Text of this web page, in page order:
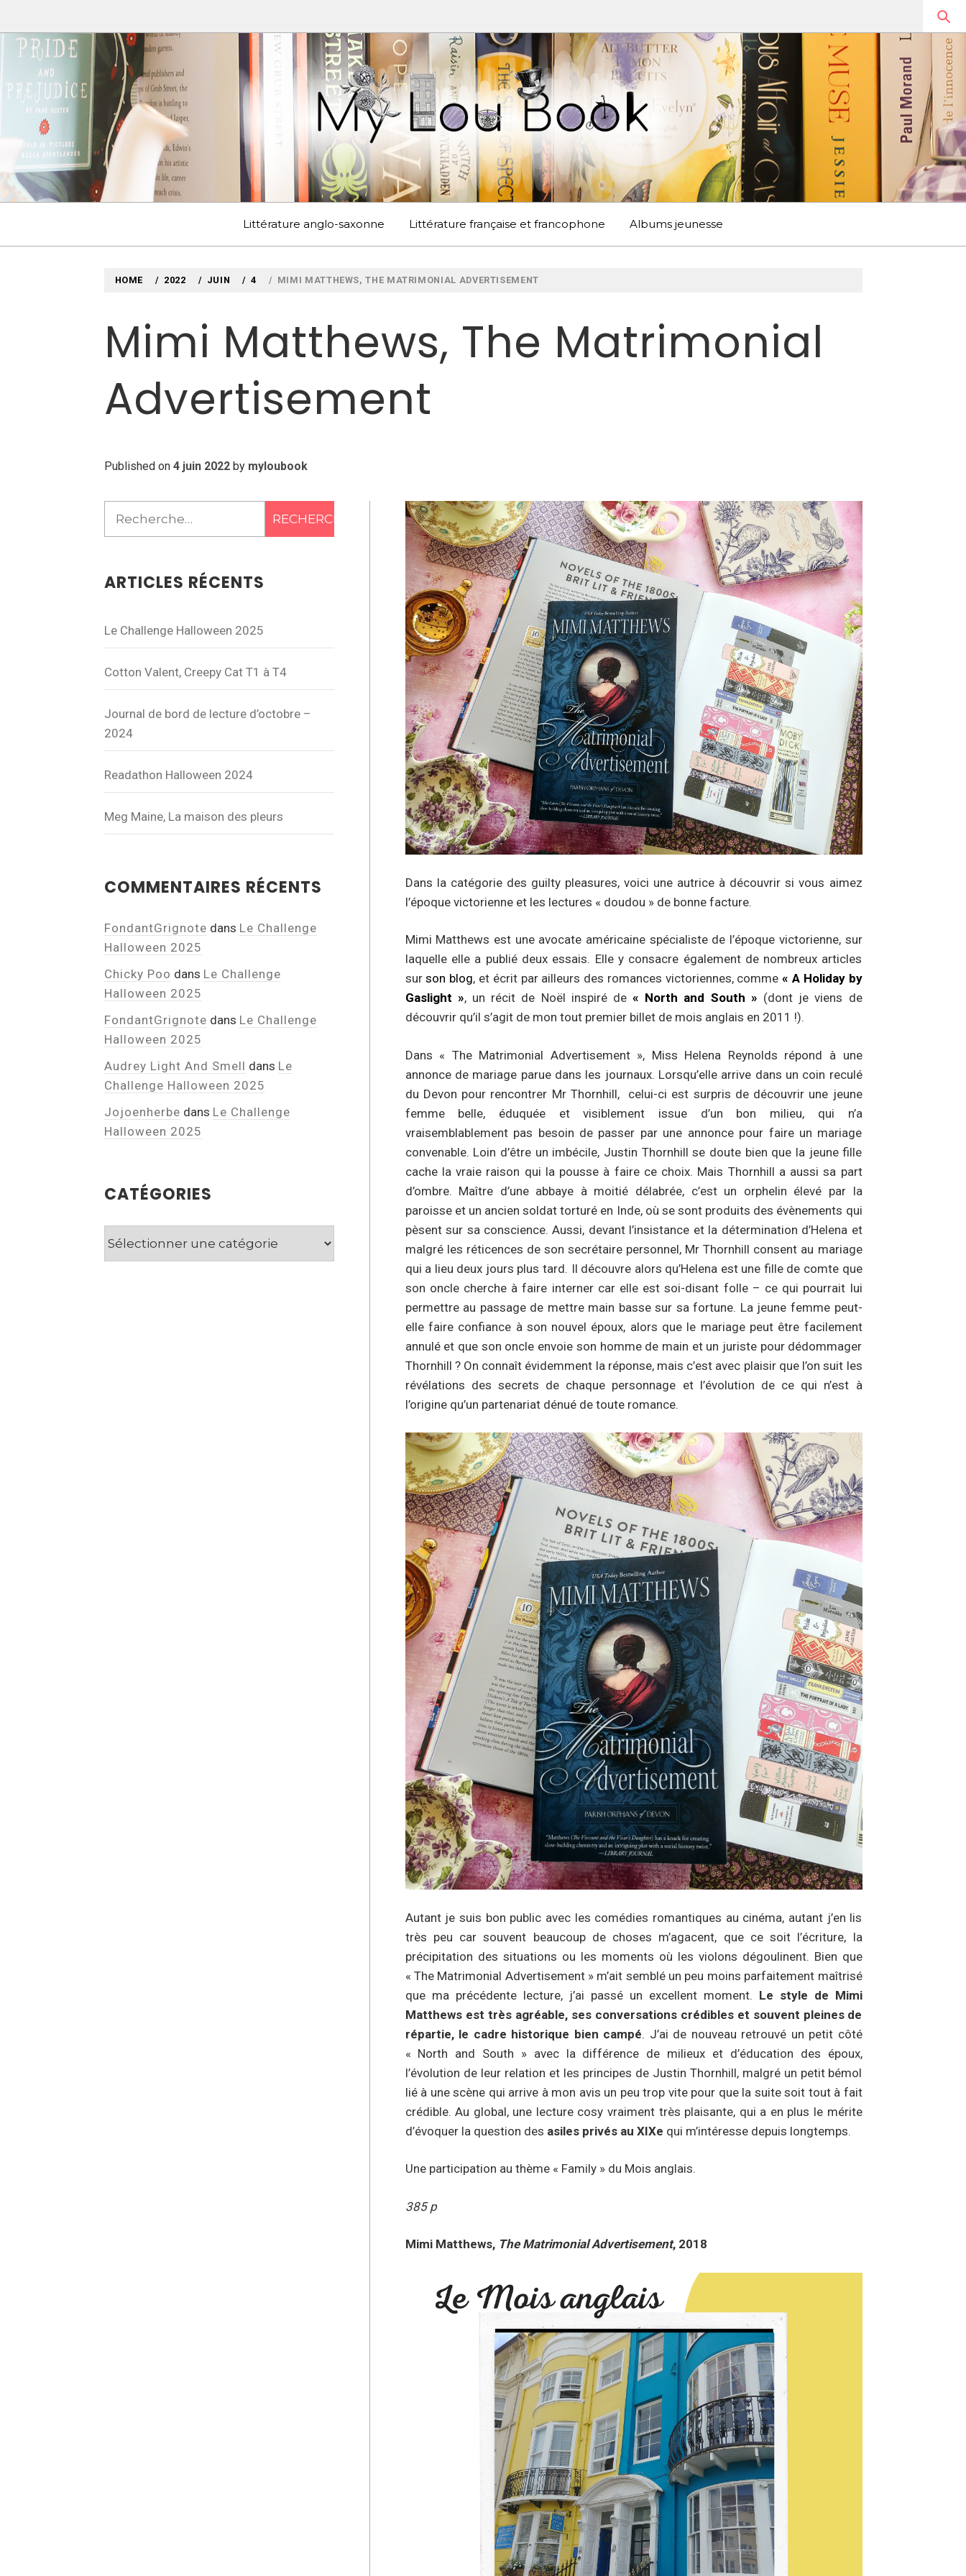
to
content
MYLOUBOOK
VOYAGES LITTÉRAIRES EN ANGLETERRE ET AILLEURS
Littérature anglo-saxonne Littérature française et francophone Albums jeunesse
HOME 2022 JUIN 4 MIMI MATTHEWS, THE MATRIMONIAL ADVERTISEMENT
Mimi Matthews, The Matrimonial
Advertisement
Published on 4 juin 2022by myloubook
Dans la catégorie des guilty pleasures, voici une autrice à découvrir si vous aimez
l’époque victorienne et les lectures « doudou » de bonne facture.
Mimi Matthews est une avocate américaine spécialiste de l’époque victorienne, sur
laquelle elle a publié deux essais. Elle y consacre également de nombreux articles
surson blog, et écrit par ailleurs des romances victoriennes, comme« A Holiday by
Gaslight », un récit de Noël inspiré de« North and South » (dont je viens de
découvrir qu’il s’agit de mon tout premier billet de mois anglais en 2011 !).
Dans « The Matrimonial Advertisement », Miss Helena Reynolds répond à une
annonce de mariage parue dans les journaux. Lorsqu’elle arrive dans un coin reculé
du Devon pour rencontrer Mr Thornhill, celui-ci est surpris de découvrir une jeune
femme belle, éduquée et visiblement issue d’un bon milieu, qui n’a
vraisemblablement pas besoin de passer par une annonce pour faire un mariage
convenable. Loin d’être un imbécile, Justin Thornhill se doute bien que la jeune fille
cache la vraie raison qui la pousse à faire ce choix. Mais Thornhill a aussi sa part
d’ombre. Maître d’une abbaye à moitié délabrée, c’est un orphelin élevé par la
paroisse et un ancien soldat torturé en Inde, où se sont produits des évènements qui
pèsent sur sa conscience. Aussi, devant l’insistance et la détermination d’Helena et
malgré les réticences de son secrétaire personnel, Mr Thornhill consent au mariage
qui a lieu deux jours plus tard. Il découvre alors qu’Helena est une fille de comte que
son oncle cherche à faire interner car elle est soi-disant folle – ce qui pourrait lui
permettre au passage de mettre main basse sur sa fortune. La jeune femme peut-
elle faire confiance à son nouvel époux, alors que le mariage peut être facilement
annulé et que son oncle envoie son homme de main et un juriste pour dédommager
Thornhill ? On connaît évidemment la réponse, mais c’est avec plaisir que l’on suit les
révélations des secrets de chaque personnage et l’évolution de ce qui n’est à
l’origine qu’un partenariat dénué de toute romance.
Autant je suis bon public avec les comédies romantiques au cinéma, autant j’en lis
très peu car souvent beaucoup de choses m’agacent, que ce soit l’écriture, la
précipitation des situations ou les moments où les violons dégoulinent. Bien que
« The Matrimonial Advertisement » m’ait semblé un peu moins parfaitement maîtrisé
que ma précédente lecture, j’ai passé un excellent moment. Le style de Mimi
Matthews est très agréable, ses conversations crédibles et souvent pleines de
répartie, le cadre historique bien campé. J’ai de nouveau retrouvé un petit côté
« North and South » avec la différence de milieux et d’éducation des époux,
l’évolution de leur relation et les principes de Justin Thornhill, malgré un petit bémol
lié à une scène qui arrive à mon avis un peu trop vite pour que la suite soit tout à fait
crédible. Au global, une lecture cosy vraiment très plaisante, qui a en plus le mérite
d’évoquer la question des asiles privés au XIXe qui m’intéresse depuis longtemps.
Une participation au thème « Family » du Mois anglais.
385 p
Mimi Matthews, The Matrimonial Advertisement, 2018
Rechercher :
ARTICLES RÉCENTS
Le Challenge Halloween 2025
Cotton Valent, Creepy Cat T1 à T4
Journal de bord de lecture d’octobre –
2024
Readathon Halloween 2024
Meg Maine, La maison des pleurs
COMMENTAIRES RÉCENTS
FondantGrignote dans Le Challenge
Halloween 2025
Chicky Poo dans Le Challenge
Halloween 2025
FondantGrignote dans Le Challenge
Halloween 2025
Audrey Light And Smell dans Le
Challenge Halloween 2025
Jojoenherbe dans Le Challenge
Halloween 2025
CATÉGORIES
Catégories